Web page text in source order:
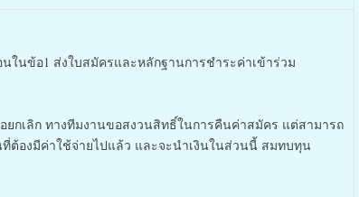
ในข้อ1 ส่งใบสมัครและหลักฐานการชำระค่าเข้าร่วม
กเลิก ทางทีมงานขอสงวนสิทธิ์ในการคืนค่าสมัคร แต่สามารถ
ต้องมีค่าใช้จ่ายไปแล้ว และจะนำเงินในส่วนนี้ สมทบทุน